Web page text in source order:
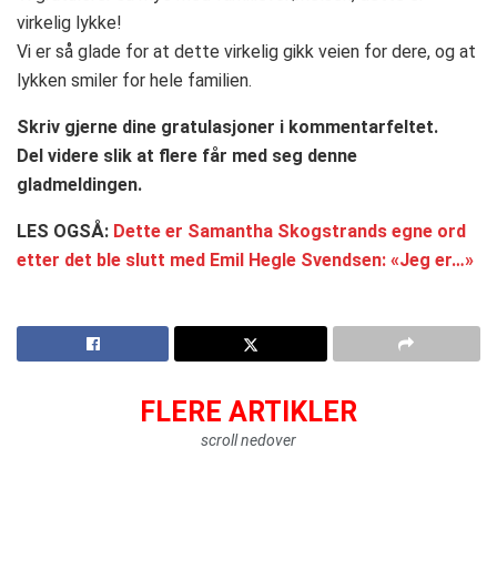
virkelig lykke!
Vi er så glade for at dette virkelig gikk veien for dere, og at
lykken smiler for hele familien.
Skriv gjerne dine gratulasjoner i kommentarfeltet.
Del videre slik at flere får med seg denne
gladmeldingen.
LES OGSÅ: Dette er Samantha Skogstrands egne ord
etter det ble slutt med Emil Hegle Svendsen: «Jeg er…»
FLERE ARTIKLER
scroll nedover